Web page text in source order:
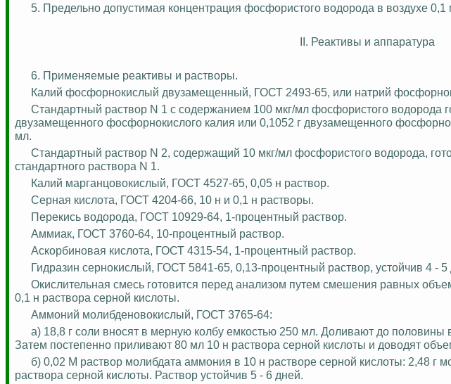
5. Предельно допустимая концентрация фосфористого водорода в воздухе 0,1
II. Реактивы и аппаратура
6. Применяемые реактивы и растворы.
Калий фосфорнокислый двузамещенный , ГОСТ 2493-65, или натрий
Стандартный раствор N 1 с содержанием 100 мкг/мл фосфористого водорода
двузамещенного фосфорнокислого калия или 0,1052 г двузамещенного
мл.
Стандартный раствор N 2, содержащий 10 мкг/мл фосфористого водорода,
стандартного раствора N 1.
Калий марганцовокислый, ГОСТ 4527-65, 0,05 н раствор.
Серная кислота, ГОСТ 4204-66, 10 н и 0,1 н растворы.
Перекись водорода, ГОСТ 10929-64, 1-процентный раствор.
Аммиак, ГОСТ 3760-64, 10-процентный раствор.
Аскорбиновая кислота, ГОСТ 4315-54, 1-процентный раствор.
Гидразин сернокислый, ГОСТ 5841-65, 0,13-процентный раствор, устойчив 4 - 5
Окислительная смесь готовится перед анализом путем смешения равных
0,1 н раствора серной кислоты.
Аммоний молибденовокислый , ГОСТ 3765-64:
а) 18,8 г соли вносят в мерную колбу емкостью 250 мл. Доливают до половины
Затем постепенно приливают 80 мл 10 н раствора серной кислоты и доводят
б) 0,02 М раствор молибдата аммония в 10 н растворе серной кислоты: 2,48 г
раствора серной кислоты. Раствор устойчив 5 - 6 дней.